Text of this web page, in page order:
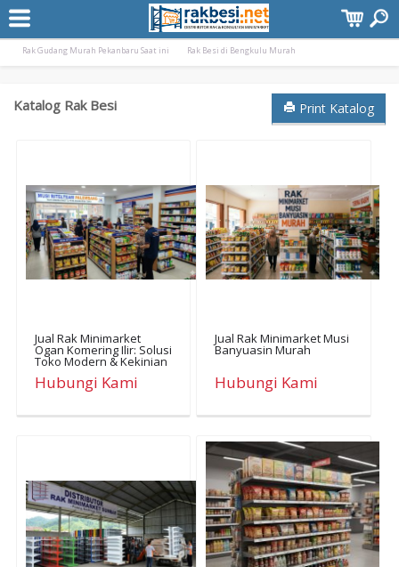
Terpopuler:
Rak Gudang Besi Pekanbaru Murah
Rak Minimarket Pangkal Pinang Bangka Bel
Rak Gudang Murah Pekanbaru Saat ini
Rak Besi di Bengkulu Murah
Katalog Rak Besi Print Katalog
Jual Rak Minimarket
Ogan Komering Ilir: Solusi
Toko Modern & Kekinian
Hubungi Kami
Jual Rak Minimarket Musi
Banyuasin Murah
Hubungi Kami